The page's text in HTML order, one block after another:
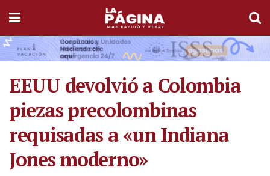
EEUU devolvió a Colombia
piezas precolombinas
requisadas a «un Indiana
Jones moderno»